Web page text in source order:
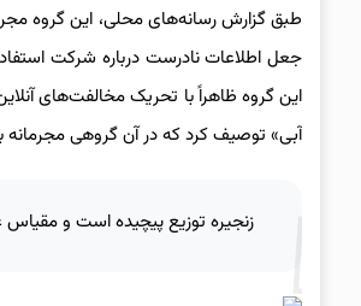
این گروه ظاهراً با تحریک مخالفت‌های
آبی» توصیف کرد که در آن گروهی مجرمانه
زنجیره توزیع پیچیده است و